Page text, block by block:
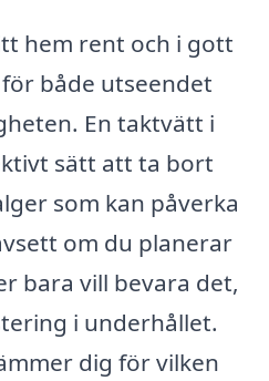
hem rent och i gott
både utseendet
En taktvätt i
sätt att ta bort
som kan påverka
om du planerar
bara vill bevara det,
i underhållet.
dig för vilken